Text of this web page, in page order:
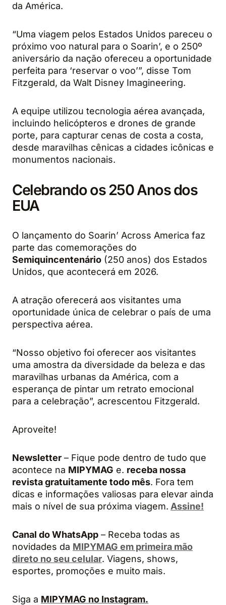
da América.
“Uma viagem pelos Estados Unidos pareceu o
próximo voo natural para o Soarin’, e o 250º
aniversário da nação ofereceu a oportunidade
perfeita para ‘reservar o voo’”, disse Tom
Fitzgerald, da Walt Disney Imagineering.
A equipe utilizou tecnologia aérea avançada,
incluindo helicópteros e drones de grande
porte, para capturar cenas de costa a costa,
desde maravilhas cênicas a cidades icônicas e
monumentos nacionais.
Celebrando os 250 Anos dos
EUA
O lançamento do Soarin’ Across America faz
parte das comemorações do
Semiquincentenário (250 anos) dos Estados
Unidos, que acontecerá em 2026.
A atração oferecerá aos visitantes uma
oportunidade única de celebrar o país de uma
perspectiva aérea.
“Nosso objetivo foi oferecer aos visitantes
uma amostra da diversidade da beleza e das
maravilhas urbanas da América, com a
esperança de pintar um retrato emocional
para a celebração”, acrescentou Fitzgerald.
Aproveite!
Newsletter – Fique pode dentro de tudo que
acontece na MIPYMAG e. receba nossa
revista gratuitamente todo mês. Fora tem
dicas e informações valiosas para elevar ainda
mais o nível de sua próxima viagem. Assine!
Canal do WhatsApp – Receba todas as
novidades da MIPYMAG em primeira mão
direto no seu celular. Viagens, shows,
esportes, promoções e muito mais.
Siga a MIPYMAG no Instagram.